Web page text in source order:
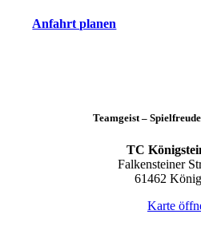
Anfahrt planen
Teamgeist –
TC
Falkensteiner
61462
Karte